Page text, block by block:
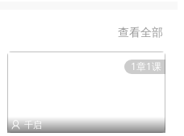
查看全部
1章1课
 千启